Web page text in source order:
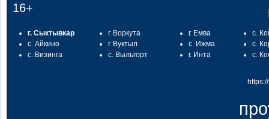
16+
г. Сыктывкар
с. Айкино
с. Визинга
г. Воркута
г. Вуктыл
с. Выльгорт
г. Емва
с. Ижма
г. Инта
с.
с.
с.